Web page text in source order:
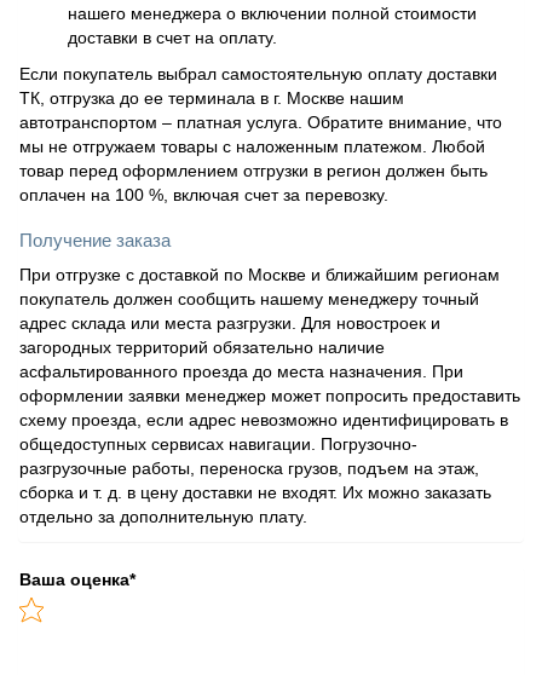
нашего менеджера о включении полной стоимости
доставки в счет на оплату.
Если покупатель выбрал самостоятельную оплату доставки
ТК, отгрузка до ее терминала в г. Москве нашим
автотранспортом – платная услуга. Обратите внимание, что
мы не отгружаем товары с наложенным платежом. Любой
товар перед оформлением отгрузки в регион должен быть
оплачен на 100 %, включая счет за перевозку.
Получение заказа
При отгрузке с доставкой по Москве и ближайшим регионам
покупатель должен сообщить нашему менеджеру точный
адрес склада или места разгрузки. Для новостроек и
загородных территорий обязательно наличие
асфальтированного проезда до места назначения. При
оформлении заявки менеджер может попросить предоставить
схему проезда, если адрес невозможно идентифицировать в
общедоступных сервисах навигации. Погрузочно-
разгрузочные работы, переноска грузов, подъем на этаж,
сборка и т. д. в цену доставки не входят. Их можно заказать
отдельно за дополнительную плату.
Ваша оценка*